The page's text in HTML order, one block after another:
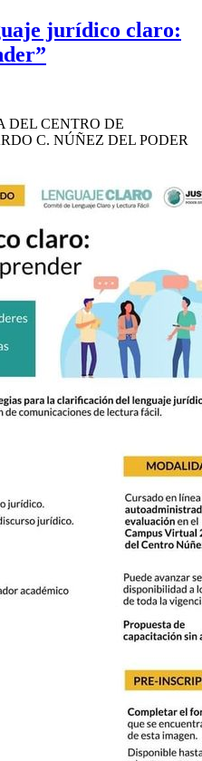
jurídico claro:
DEL CENTRO DE
C. NÚÑEZ DEL PODER